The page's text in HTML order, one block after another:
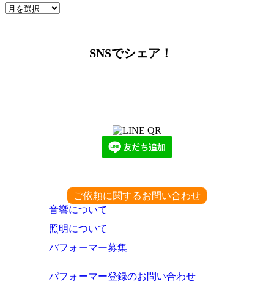
ア
SNSでシェア！
ご依頼に関するお問い合わせ
音響について
照明について
パフォーマー募集
パフォーマー登録のお問い合わせ